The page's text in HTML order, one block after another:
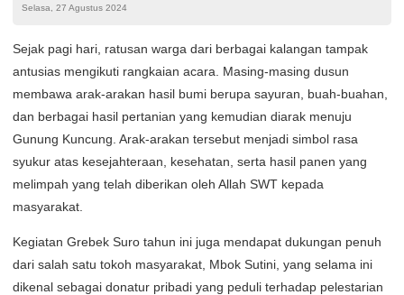
Selasa, 27 Agustus 2024
Sejak pagi hari, ratusan warga dari berbagai kalangan tampak
antusias mengikuti rangkaian acara. Masing-masing dusun
membawa arak-arakan hasil bumi berupa sayuran, buah-buahan,
dan berbagai hasil pertanian yang kemudian diarak menuju
Gunung Kuncung. Arak-arakan tersebut menjadi simbol rasa
syukur atas kesejahteraan, kesehatan, serta hasil panen yang
melimpah yang telah diberikan oleh Allah SWT kepada
masyarakat.
Kegiatan Grebek Suro tahun ini juga mendapat dukungan penuh
dari salah satu tokoh masyarakat, Mbok Sutini, yang selama ini
dikenal sebagai donatur pribadi yang peduli terhadap pelestarian